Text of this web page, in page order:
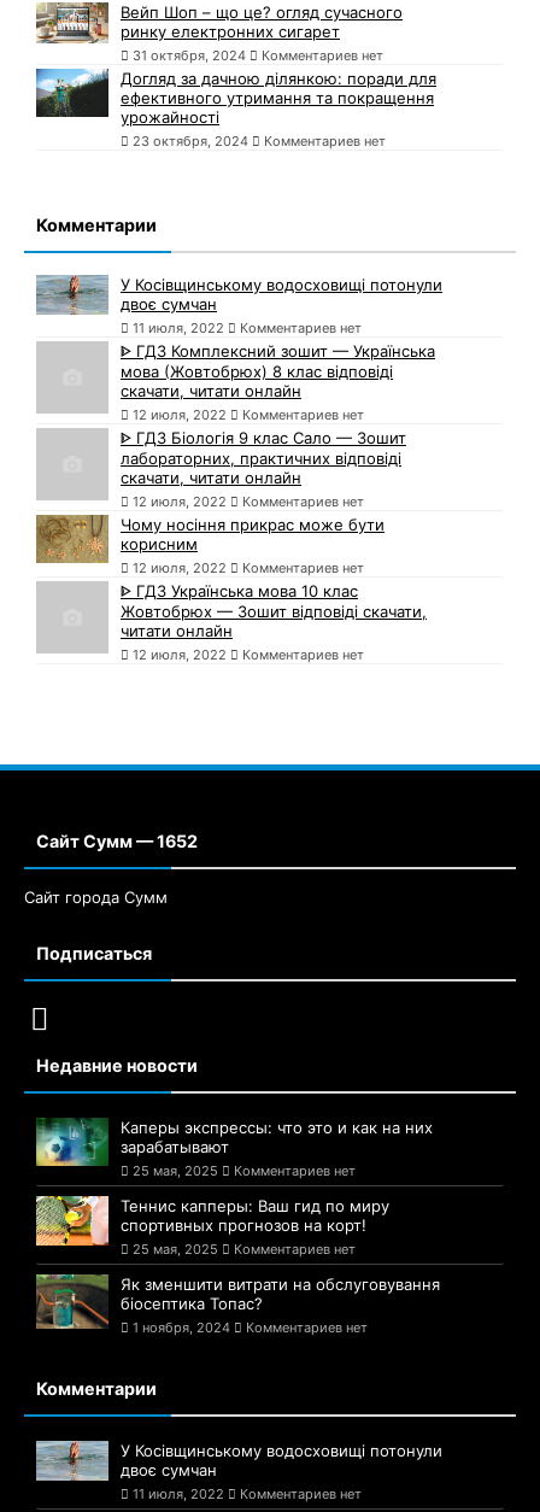
Вейп Шоп – що це? огляд сучасного
ринку електронних сигарет
31 октября, 2024 Комментариев нет
Догляд за дачною ділянкою: поради для
ефективного утримання та покращення
урожайності
23 октября, 2024 Комментариев нет
Комментарии
У Косівщинському водосховищі потонули
двоє сумчан
11 июля, 2022 Комментариев нет
ᐈ ГДЗ Комплексний зошит — Українська
мова (Жовтобрюх) 8 клас відповіді
скачати, читати онлайн
12 июля, 2022 Комментариев нет
ᐈ ГДЗ Біологія 9 клас Сало — Зошит
лабораторних, практичних відповіді
скачати, читати онлайн
12 июля, 2022 Комментариев нет
Чому носіння прикрас може бути
корисним
12 июля, 2022 Комментариев нет
ᐈ ГДЗ Українська мова 10 клас
Жовтобрюх — Зошит відповіді скачати,
читати онлайн
12 июля, 2022 Комментариев нет
Сайт Сумм — 1652
Сайт города Сумм
Подписаться
Недавние новости
Каперы экспрессы: что это и как на них
зарабатывают
25 мая, 2025 Комментариев нет
Теннис капперы: Ваш гид по миру
спортивных прогнозов на корт!
25 мая, 2025 Комментариев нет
Як зменшити витрати на обслуговування
біосептика Топас?
1 ноября, 2024 Комментариев нет
Комментарии
У Косівщинському водосховищі потонули
двоє сумчан
11 июля, 2022 Комментариев нет